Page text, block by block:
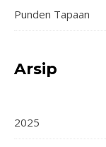
Punden Tapaan
Arsip
2025